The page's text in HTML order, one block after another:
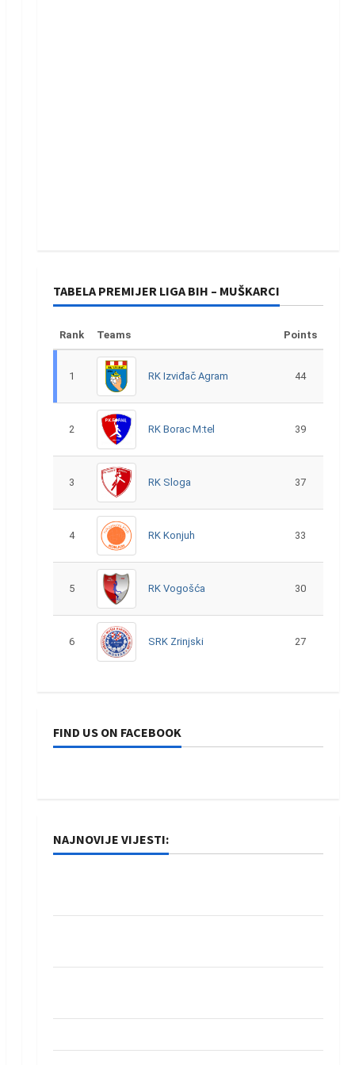
TABELA PREMIJER LIGA BIH – MUŠKARCI
Rank Teams Points
1 RK Izviđač Agram 44
2 RK Borac M:tel 39
3 RK Sloga 37
4 RK Konjuh 33
5 RK Vogošća 30
6 SRK Zrinjski 27
FIND US ON FACEBOOK
NAJNOVIJE VIJESTI: